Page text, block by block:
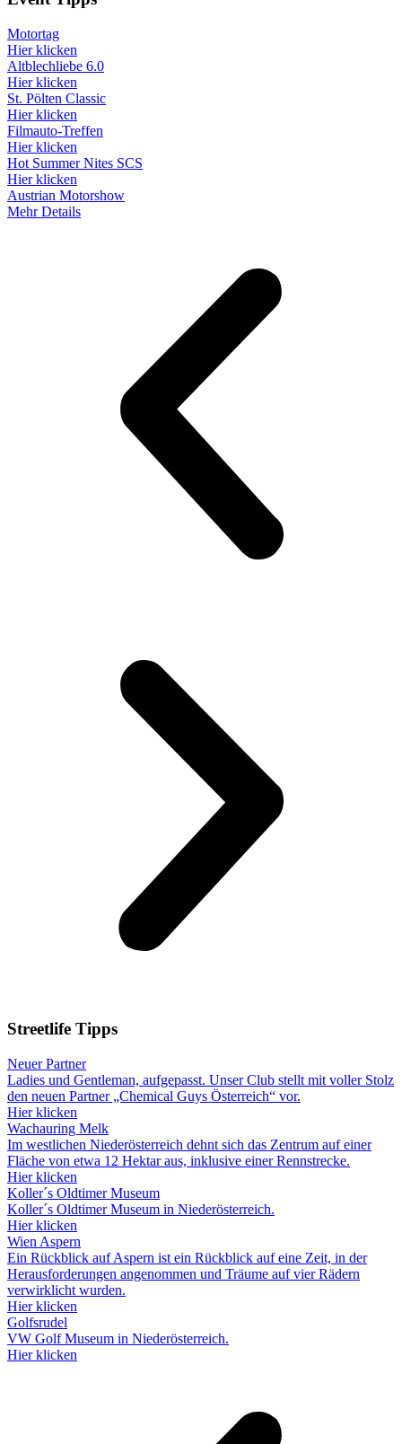
Motortag
Hier klicken
Altblechliebe 6.0
Hier klicken
St. Pölten Classic
Hier klicken
Filmauto-Treffen
Hier klicken
Hot Summer Nites SCS
Hier klicken
Austrian Motorshow
Mehr Details
Streetlife Tipps
Neuer Partner
Ladies und Gentleman, aufgepasst. Unser Club stellt mit voller Stolz
den neuen Partner „Chemical Guys Österreich“ vor.
Hier klicken
Wachauring Melk
Im westlichen Niederösterreich dehnt sich das Zentrum auf einer
Fläche von etwa 12 Hektar aus, inklusive einer Rennstrecke.
Hier klicken
Koller´s Oldtimer Museum
Koller´s Oldtimer Museum in Niederösterreich.
Hier klicken
Wien Aspern
Ein Rückblick auf Aspern ist ein Rückblick auf eine Zeit, in der
Herausforderungen angenommen und Träume auf vier Rädern
verwirklicht wurden.
Hier klicken
Golfsrudel
VW Golf Museum in Niederösterreich.
Hier klicken